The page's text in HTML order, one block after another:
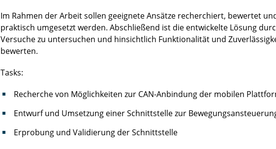
Im Rahmen der Arbeit sollen geeignete Ansätze recherchiert, bewertet
praktisch umgesetzt werden. Abschließend ist die entwickelte Lösung
Versuche zu untersuchen und hinsichtlich Funktionalität und
bewerten.
Tasks:
Recherche von Möglichkeiten zur CAN-Anbindung der mobilen
Entwurf und Umsetzung einer Schnittstelle zur
Erprobung und Validierung der Schnittstelle